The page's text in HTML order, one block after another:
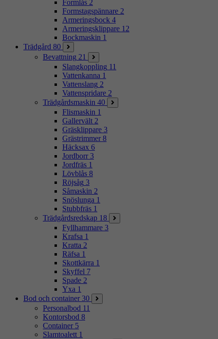
Formlås 2
Formstagspännare 2
Armeringsbock 4
Armeringsklippare 12
Bockmaskin 1
Trädgård 80
Bevattning 21
Slangkoppling 11
Vattenkanna 1
Vattenslang 2
Vattenspridare 2
Trädgårdsmaskin 40
Flismaskin 1
Gallervält 2
Gräsklippare 3
Grästrimmer 8
Häcksax 6
Jordborr 3
Jordfräs 1
Lövblås 8
Röjsåg 3
Såmaskin 2
Snöslunga 1
Stubbfräs 1
Trädgårdsredskap 18
Fyllhammare 3
Krafsa 1
Kratta 2
Räfsa 1
Skottkärra 1
Skyffel 7
Spade 2
Yxa 1
Bod och container 30
Personalbod 11
Kontorsbod 8
Container 5
Slamtoalett 1